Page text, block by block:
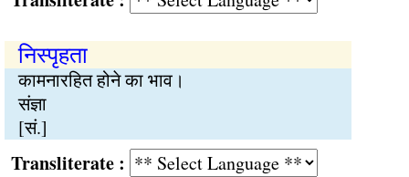
निस्पृहता
कामनारहित होने का भाव।
संज्ञा
[सं.]
: